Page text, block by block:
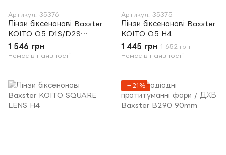
Артикул: 35376
Лінзи біксенонові Baxster
KOITO Q5 D1S/D2S
SQUARE LENS
1 546 грн
Немає в наявності
Артикул: 35375
Лінзи біксенонові Baxster
KOITO Q5 H4
1 445 грн 1 652 грн
Немає в наявності
−21%